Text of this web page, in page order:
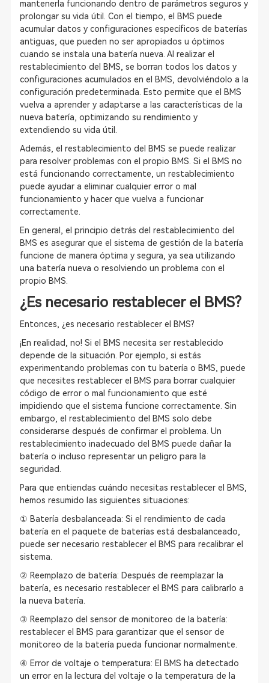
mantenerla funcionando dentro de parámetros seguros y
prolongar su vida útil. Con el tiempo, el BMS puede
acumular datos y configuraciones específicos de baterías
antiguas, que pueden no ser apropiados u óptimos
cuando se instala una batería nueva. Al realizar el
restablecimiento del BMS, se borran todos los datos y
configuraciones acumulados en el BMS, devolviéndolo a la
configuración predeterminada. Esto permite que el BMS
vuelva a aprender y adaptarse a las características de la
nueva batería, optimizando su rendimiento y
extendiendo su vida útil.
Además, el restablecimiento del BMS se puede realizar
para resolver problemas con el propio BMS. Si el BMS no
está funcionando correctamente, un restablecimiento
puede ayudar a eliminar cualquier error o mal
funcionamiento y hacer que vuelva a funcionar
correctamente.
En general, el principio detrás del restablecimiento del
BMS es asegurar que el sistema de gestión de la batería
funcione de manera óptima y segura, ya sea utilizando
una batería nueva o resolviendo un problema con el
propio BMS.
¿Es necesario restablecer el BMS?
Entonces, ¿es necesario restablecer el BMS?
¡En realidad, no! Si el BMS necesita ser restablecido
depende de la situación. Por ejemplo, si estás
experimentando problemas con tu batería o BMS, puede
que necesites restablecer el BMS para borrar cualquier
código de error o mal funcionamiento que esté
impidiendo que el sistema funcione correctamente. Sin
embargo, el restablecimiento del BMS solo debe
considerarse después de confirmar el problema. Un
restablecimiento inadecuado del BMS puede dañar la
batería o incluso representar un peligro para la
seguridad.
Para que entiendas cuándo necesitas restablecer el BMS,
hemos resumido las siguientes situaciones:
① Batería desbalanceada: Si el rendimiento de cada
batería en el paquete de baterías está desbalanceado,
puede ser necesario restablecer el BMS para recalibrar el
sistema.
② Reemplazo de batería: Después de reemplazar la
batería, es necesario restablecer el BMS para calibrarlo a
la nueva batería.
③ Reemplazo del sensor de monitoreo de la batería:
restablecer el BMS para garantizar que el sensor de
monitoreo de la batería pueda funcionar normalmente.
④ Error de voltaje o temperatura: El BMS ha detectado
un error en la lectura del voltaje o la temperatura de la